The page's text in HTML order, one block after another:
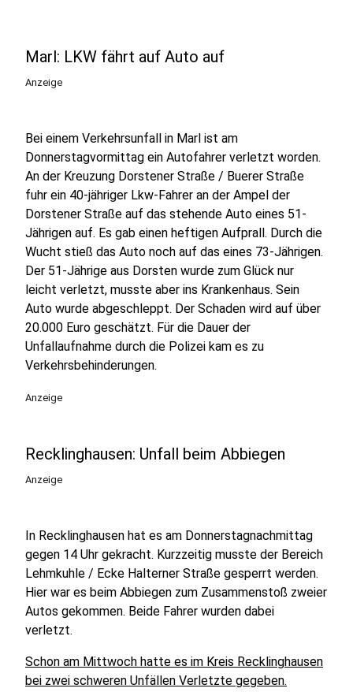
Marl: LKW fährt auf Auto auf
Anzeige
Bei einem Verkehrsunfall in Marl ist am
Donnerstagvormittag ein Autofahrer verletzt worden.
An der Kreuzung Dorstener Straße / Buerer Straße
fuhr ein 40-jähriger Lkw-Fahrer an der Ampel der
Dorstener Straße auf das stehende Auto eines 51-
Jährigen auf. Es gab einen heftigen Aufprall. Durch die
Wucht stieß das Auto noch auf das eines 73-Jährigen.
Der 51-Jährige aus Dorsten wurde zum Glück nur
leicht verletzt, musste aber ins Krankenhaus. Sein
Auto wurde abgeschleppt. Der Schaden wird auf über
20.000 Euro geschätzt. Für die Dauer der
Unfallaufnahme durch die Polizei kam es zu
Verkehrsbehinderungen.
Anzeige
Recklinghausen: Unfall beim Abbiegen
Anzeige
In Recklinghausen hat es am Donnerstagnachmittag
gegen 14 Uhr gekracht. Kurzzeitig musste der Bereich
Lehmkuhle / Ecke Halterner Straße gesperrt werden.
Hier war es beim Abbiegen zum Zusammenstoß zweier
Autos gekommen. Beide Fahrer wurden dabei
verletzt.
Schon am Mittwoch hatte es im Kreis Recklinghausen
bei zwei schweren Unfällen Verletzte gegeben.